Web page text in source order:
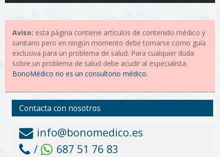
Aviso: esta página contiene artículos de contenido médico y
sanitario pero en ningún momento debe tomarse como guía
exclusiva para un problema de salud. Para cualquier duda
sobre un problema de salud debe acudir al especialista.
BonoMédico no es un consultorio médico.
Contacta con nosotros
info@bonomedico.es
/
687 51 76 83